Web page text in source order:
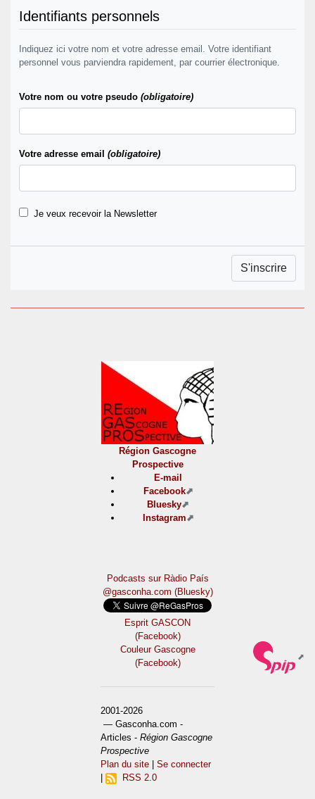
Identifiants personnels
Indiquez ici votre nom et votre adresse email. Votre identifiant
personnel vous parviendra rapidement, par courrier électronique.
Votre nom ou votre pseudo (obligatoire)
Votre adresse email (obligatoire)
Je veux recevoir la Newsletter
Région Gascogne
Prospective
E-mail
Facebook
Bluesky
Instagram
Podcasts sur Ràdio País
@gasconha.com (Bluesky)
Esprit GASCON
(Facebook)
Couleur Gascogne
(Facebook)
2001-2026
— Gasconha.com -
Articles -Région Gascogne
Prospective
Plan du site |Se connecter
|
RSS 2.0